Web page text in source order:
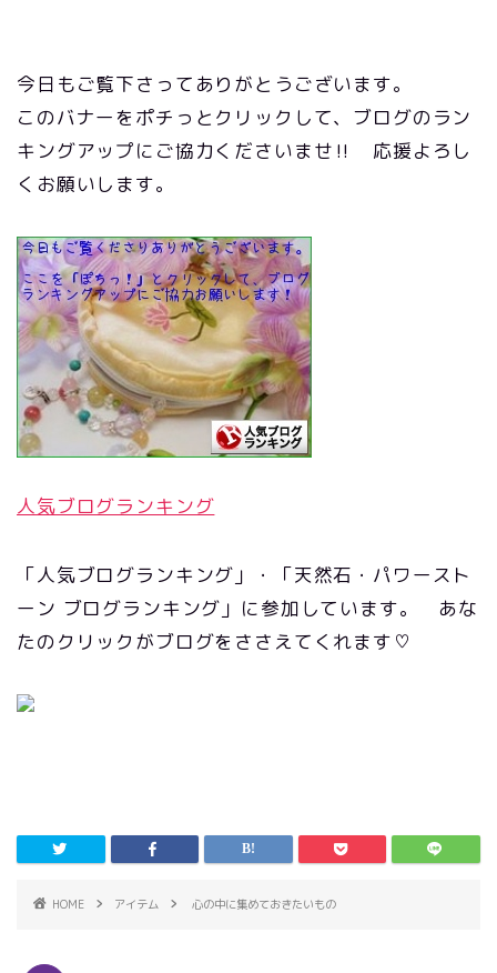
今日もご覧下さってありがとうございます。
このバナーをポチっとクリックして、ブログのラン
キングアップにご協力くださいませ‼ 応援よろし
くお願いします。
人気ブログランキング
「人気ブログランキング」・「天然石・パワースト
ーン ブログランキング」に参加しています。 あな
たのクリックがブログをささえてくれます♡
HOME アイテム 心の中に集めておきたいもの